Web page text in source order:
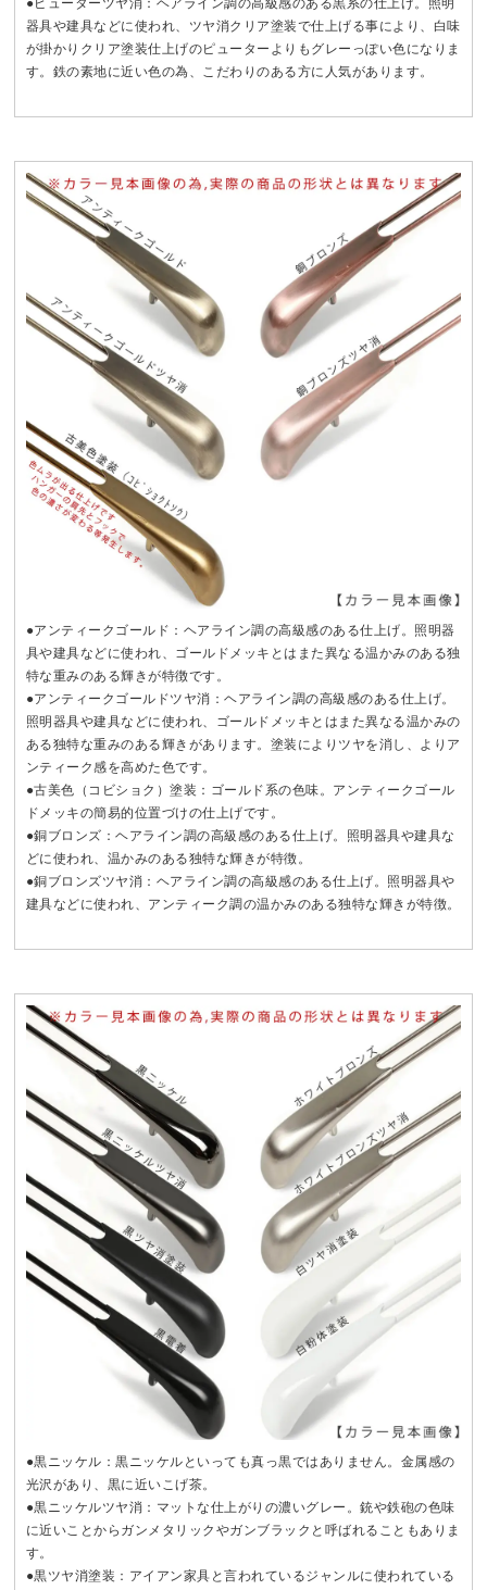
●ピューターツヤ消：ヘアライン調の高級感のある黒系の仕上げ。照明
器具や建具などに使われ、ツヤ消クリア塗装で仕上げる事により、白味
が掛かりクリア塗装仕上げのピューターよりもグレーっぽい色になりま
す。鉄の素地に近い色の為、こだわりのある方に人気があります。
●アンティークゴールド：ヘアライン調の高級感のある仕上げ。照明器
具や建具などに使われ、ゴールドメッキとはまた異なる温かみのある独
特な重みのある輝きが特徴です。
●アンティークゴールドツヤ消：ヘアライン調の高級感のある仕上げ。
照明器具や建具などに使われ、ゴールドメッキとはまた異なる温かみの
ある独特な重みのある輝きがあります。塗装によりツヤを消し、よりア
ンティーク感を高めた色です。
●古美色（コビショク）塗装：ゴールド系の色味。アンティークゴール
ドメッキの簡易的位置づけの仕上げです。
●銅ブロンズ：ヘアライン調の高級感のある仕上げ。照明器具や建具な
どに使われ、温かみのある独特な輝きが特徴。
●銅ブロンズツヤ消：ヘアライン調の高級感のある仕上げ。照明器具や
建具などに使われ、アンティーク調の温かみのある独特な輝きが特徴。
●黒ニッケル：黒ニッケルといっても真っ黒ではありません。金属感の
光沢があり、黒に近いこげ茶。
●黒ニッケルツヤ消：マットな仕上がりの濃いグレー。銃や鉄砲の色味
に近いことからガンメタリックやガンブラックと呼ばれることもありま
す。
●黒ツヤ消塗装：アイアン家具と言われているジャンルに使われている